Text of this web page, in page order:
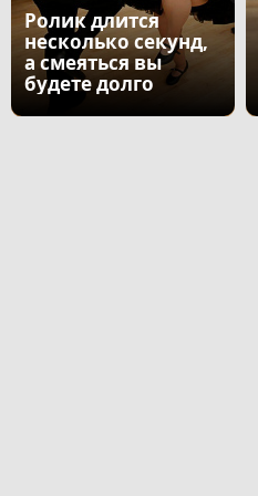
Ролик длится
несколько секунд,
а смеяться вы
будете долго